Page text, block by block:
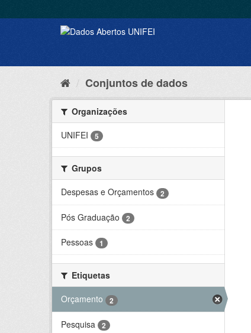
Conjuntos de dados
Organizações
UNIFEI
5
Grupos
Despesas e Orçamentos
2
Pós Graduação 2
Pessoas 1
Etiquetas
Orçamento
2
Pesquisa 2